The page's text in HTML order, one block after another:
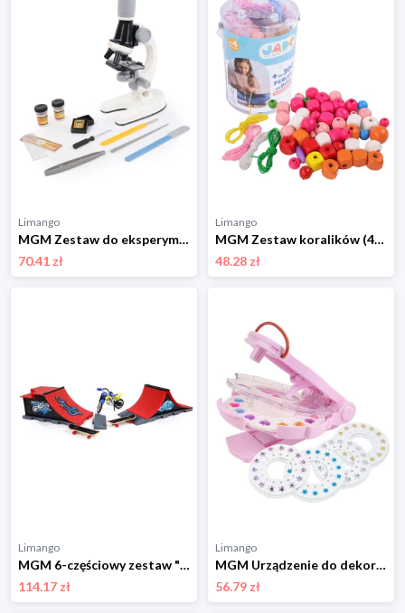
Limango
MGM Zestaw do eksperymentowania - 6+ rozmiar: onesize
70.41 zł
Limango
MGM Zestaw koralików (400 szt.) - 4+ rozmiar: onesize
48.28 zł
Limango
MGM 6-częściowy zestaw "Trottifun Finger Skates" - 3+ rozmiar: onesize
114.17 zł
Limango
MGM Urządzenie do dekorowania kryształkami - 5+ rozmiar: onesize
56.79 zł